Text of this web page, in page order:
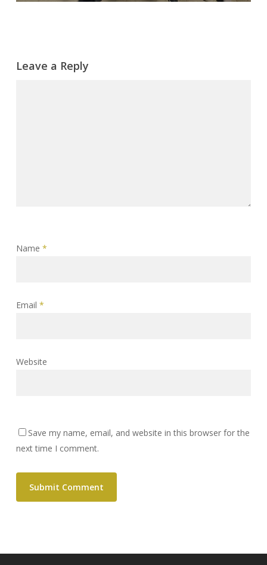
Leave a Reply
Name *
Email *
Website
Save my name, email, and website in this browser for the
next time I comment.